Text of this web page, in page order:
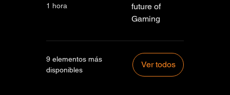
1 hora
future of
Gaming
9 elementos más
disponibles
Ver todos